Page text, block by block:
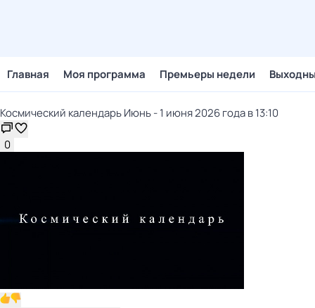
Главная Моя программа Премьеры недели
Космический календарь Июнь - 1 июня 2026 года в 13:10
0